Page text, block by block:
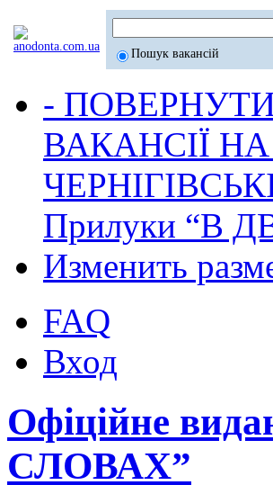
Пошук вакансій
-
ВАКАНСІЇ
Прилуки “В
Изменить
FAQ
Вход
Офіційне
СЛОВАХ”